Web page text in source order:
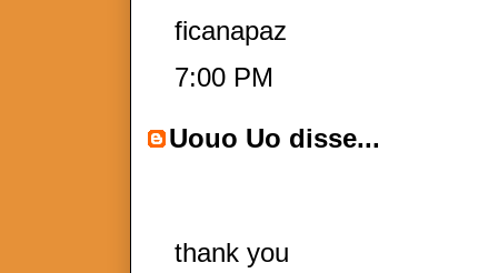
ficanapaz
7:00 PM
Uouo Uo disse...
thank you